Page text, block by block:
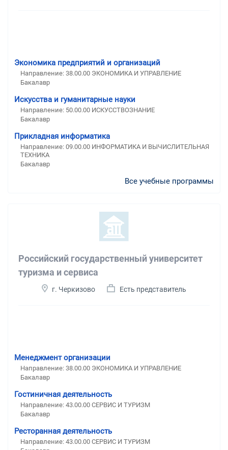
Экономика предприятий и организаций
Направление: 38.00.00 ЭКОНОМИКА И УПРАВЛЕНИЕ
Бакалавр
Искусства и гуманитарные науки
Направление: 50.00.00 ИСКУССТВОЗНАНИЕ
Бакалавр
Прикладная информатика
Направление: 09.00.00 ИНФОРМАТИКА И ВЫЧИСЛИТЕЛЬНАЯ
ТЕХНИКА
Бакалавр
Все учебные программы
Российский государственный университет
туризма и сервиса
г. Черкизово Есть представитель
Менеджмент организации
Направление: 38.00.00 ЭКОНОМИКА И УПРАВЛЕНИЕ
Бакалавр
Гостиничная деятельность
Направление: 43.00.00 СЕРВИС И ТУРИЗМ
Бакалавр
Ресторанная деятельность
Направление: 43.00.00 СЕРВИС И ТУРИЗМ